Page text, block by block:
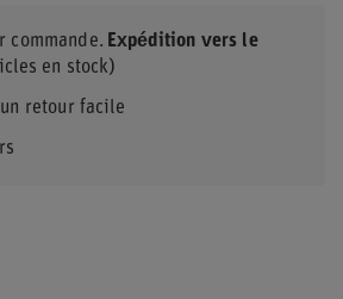
commande Expédition vers le
en stock)
retour facile